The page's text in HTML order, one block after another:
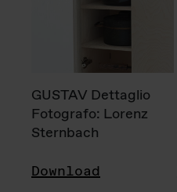
GUSTAV Dettaglio
Fotografo: Lorenz
Sternbach
Download